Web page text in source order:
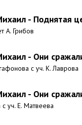
- Поднятая
А. Грибов
- Они
с уч. К. Лаврова
- Они
уч. Е. Матвеева